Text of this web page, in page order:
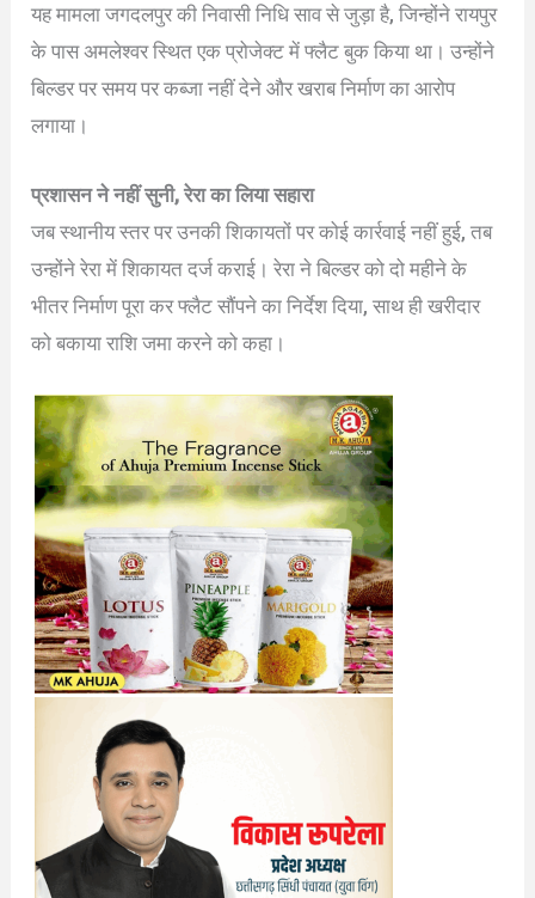
यह मामला जगदलपुर की निवासी निधि साव से जुड़ा है, जिन्होंने रायपुर
के पास अमलेश्वर स्थित एक प्रोजेक्ट में फ्लैट बुक किया था। उन्होंने
बिल्डर पर समय पर कब्जा नहीं देने और खराब निर्माण का आरोप
लगाया।
प्रशासन ने नहीं सुनी, रेरा का लिया सहारा
जब स्थानीय स्तर पर उनकी शिकायतों पर कोई कार्रवाई नहीं हुई, तब
उन्होंने रेरा में शिकायत दर्ज कराई। रेरा ने बिल्डर को दो महीने के
भीतर निर्माण पूरा कर फ्लैट सौंपने का निर्देश दिया, साथ ही खरीदार
को बकाया राशि जमा करने को कहा।